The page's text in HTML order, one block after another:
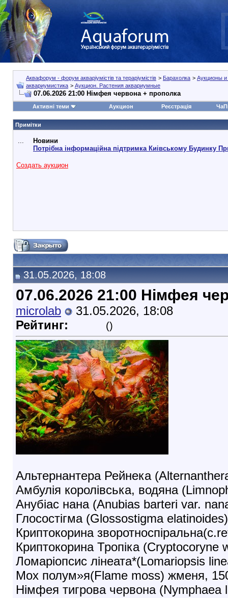
Аквафорум - форум акваріумістів та тераріумістів > Барахолка > Аукционы
аквариумистика > Аукцион. Растения аквариумные
07.06.2026 21:00 Німфея червона + прополка
Активні теми Аукцион Реєстрація
Примітки
...
Новини
Потрібна інформаційна підтримка Киівському Будинку
Создать аукцион
31.05.2026, 18:08
07.06.2026 21:00 Німфея
microlab
31.05.2026, 18:08
Рейтинг:
()
Альтернантера Рейнека
Амбулія королівська, водяна
Анубіас нана (Anubias barteri var.
Глосостігма (Glossostigma
Криптокорина
Криптокорина Тропіка
Ломаріопсис лінеата*(Lomariopsis
Мох полум»я(Flame moss) жменя,
Німфея тигрова червона